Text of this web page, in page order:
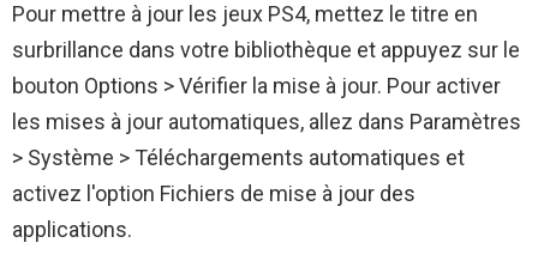
Pour mettre à jour les jeux PS4, mettez le titre en
surbrillance dans votre bibliothèque et appuyez sur le
bouton Options > Vérifier la mise à jour. Pour activer
les mises à jour automatiques, allez dans Paramètres
> Système > Téléchargements automatiques et
activez l'option Fichiers de mise à jour des
applications.